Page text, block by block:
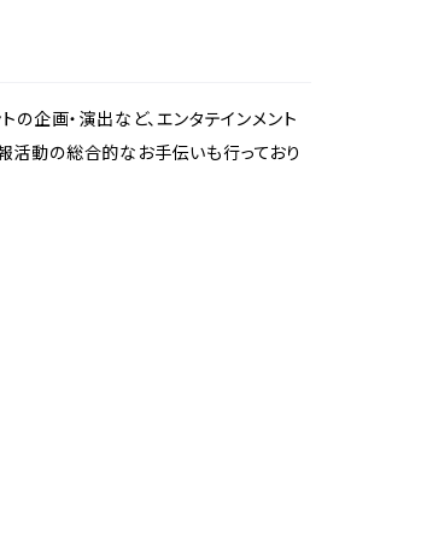
の企画・演出など、エンタテインメント
活動の総合的なお手伝いも行っており